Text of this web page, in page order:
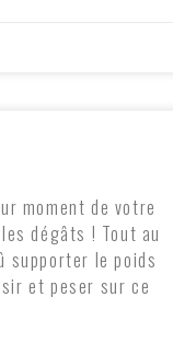
moment de votre
dégâts ! Tout au
supporter le poids
et peser sur ce